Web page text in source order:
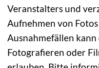
Veranstalters und
Aufnehmen von
Ausnahmefällen
Fotografieren oder